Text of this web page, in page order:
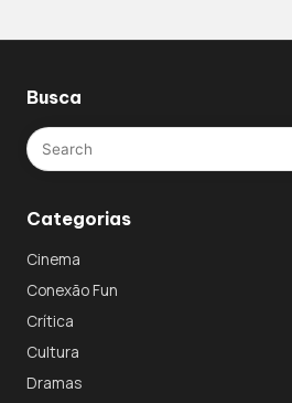
Busca
Categorias
Cinema
Conexão Fun
Crítica
Cultura
Dramas